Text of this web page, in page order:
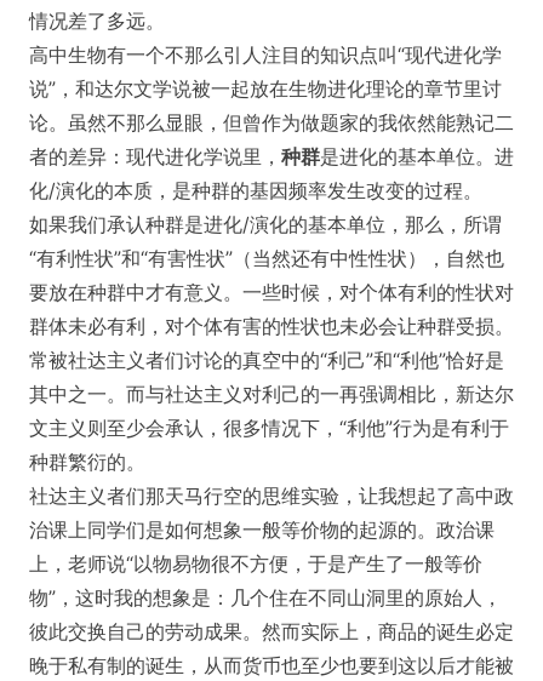
情况差了多远。
高中生物有一个不那么引人注目的知识点叫“现代进化学
说”，和达尔文学说被一起放在生物进化理论的章节里讨
论。虽然不那么显眼，但曾作为做题家的我依然能熟记二
者的差异：现代进化学说里， 种群是进化的基本单位。进
化/演化的本质，是种群的基因频率发生改变的过程。
如果我们承认种群是进化/演化的基本单位，那么，所谓
“有利性状”和“有害性状”（当然还有中性性状），自然也
要放在种群中才有意义。一些时候，对个体有利的性状对
群体未必有利，对个体有害的性状也未必会让种群受损。
常被社达主义者们讨论的真空中的“利己”和“利他”恰好是
其中之一。而与社达主义对利己的一再强调相比，新达尔
文主义则至少会承认，很多情况下，“利他”行为是有利于
种群繁衍的。
社达主义者们那天马行空的思维实验，让我想起了高中政
治课上同学们是如何想象一般等价物的起源的。政治课
上，老师说“以物易物很不方便，于是产生了一般等价
物”，这时我的想象是：几个住在不同山洞里的原始人，
彼此交换自己的劳动成果。然而实际上，商品的诞生必定
晚于私有制的诞生，从而货币也至少也要到这以后才能被